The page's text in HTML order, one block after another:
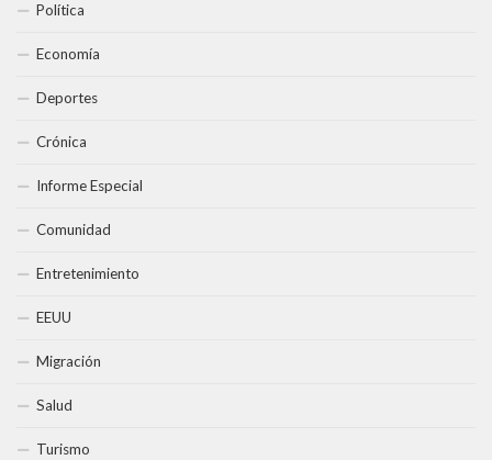
Política
Economía
Deportes
Crónica
Informe Especial
Comunidad
Entretenimiento
EEUU
Migración
Salud
Turismo